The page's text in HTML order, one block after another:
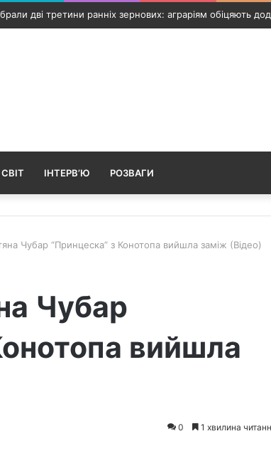
росіяни вдарили по інфраструктурному об’єкту
ІНТЕРВ’Ю РОЗВАГИ
Чубар “Принцеска” з Конотопа вийшла заміж (Відео)
Чубар
вийшла
0 1 хвилина